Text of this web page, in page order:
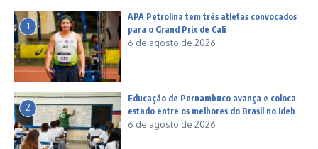
1
APA Petrolina tem três atletas convocados
para o Grand Prix de Cali
6 de agosto de 2026
2
Educação de Pernambuco avança e coloca
estado entre os melhores do Brasil no Ideb
6 de agosto de 2026